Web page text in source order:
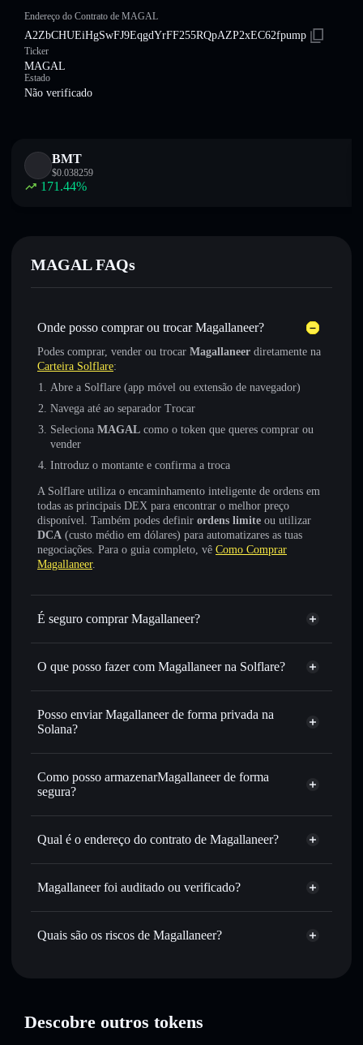
Endereço do Contrato de MAGAL
A2ZbCHUEiHgSwFJ9EqgdYrFF255RQpAZP2xEC62fpump
Ticker
MAGAL
Estado
Não verificado
BMT
$0.038259
171.44%
MAGAL FAQs
Onde posso comprar ou trocar Magallaneer?
Podes comprar, vender ou trocar Magallaneer diretamente na
Carteira Solflare:
Abre a Solflare (app móvel ou extensão de navegador)
Navega até ao separador Trocar
Seleciona MAGAL como o token que queres comprar ou
vender
Introduz o montante e confirma a troca
A Solflare utiliza o encaminhamento inteligente de ordens em
todas as principais DEX para encontrar o melhor preço
disponível. Também podes definir ordens limite ou utilizar
DCA (custo médio em dólares) para automatizares as tuas
negociações. Para o guia completo, vê Como Comprar
Magallaneer.
É seguro comprar Magallaneer?
Magallaneer não está verificado
O que posso fazer com Magallaneer na Solflare?
Magallaneer
Carteira Solflare
Trocar instantaneamente— trocar MAGAL por SOL,
USDC ou milhares de outros tokens Solana com
melhor preço disponível
Definir ordens limite— automatizar transações ao teu
preço-alvo para MAGAL
Utilizar DCA— investir de forma faseada ao longo do
Enviar de forma privada
— transferir MAGAL sem
associar publicamente as carteiras usando o Agregador de
volume, capitalização de mercado e liquidez de MAGAL
Manter em segurança— guardar MAGAL numa carteira
Posso enviar Magallaneer de forma privada na
Solana?
Agregador de Privacidade
Como posso armazenarMagallaneer de forma
segura?
Magallaneer
Agregador de Privacidade
Qual é o endereço do contrato de Magallaneer?
Magallaneer
Solflare
Magallaneer foi auditado ou verificado?
Magallaneer não está verificado
Quais são os riscos de Magallaneer?
Descobre outros tokens